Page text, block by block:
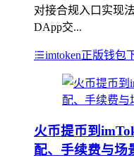
对接合规入口实现
DApp交...
imtoken正版钱包
火币提币到
配、手续费与场